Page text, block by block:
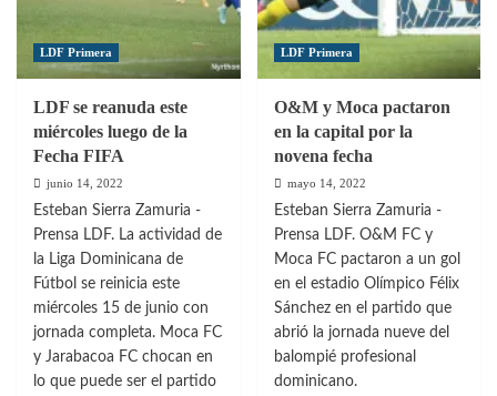
Liguilla
LDF Primera
LDF se reanuda este
miércoles luego de la
Fecha FIFA
junio 14, 2022
Esteban Sierra Zamuria -
Prensa LDF. La actividad de
la Liga Dominicana de
Fútbol se reinicia este
miércoles 15 de junio con
jornada completa. Moca FC
y Jarabacoa FC chocan en
lo que puede ser el partido
LDF Primera
O&M y Moca pactaron
en la capital por la
novena fecha
mayo 14, 2022
Esteban Sierra Zamuria -
Prensa LDF. O&M FC y
Moca FC pactaron a un gol
en el estadio Olímpico Félix
Sánchez en el partido que
abrió la jornada nueve del
balompié profesional
dominicano.